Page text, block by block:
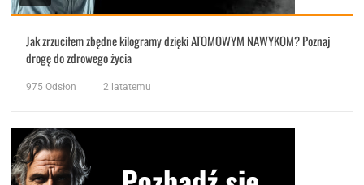
Jak zrzuciłem zbędne kilogramy dzięki ATOMOWYM NAWYKOM? Poznaj
drogę do zdrowego życia
975 Odsłon 2 latatemu